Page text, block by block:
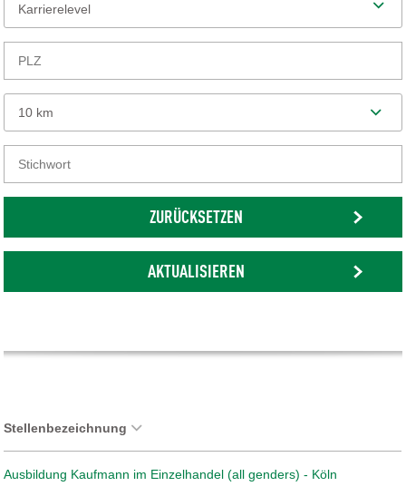
Karrierelevel
10 km
ZURÜCKSETZEN
AKTUALISIEREN
Stellenbezeichnung
Ausbildung Kaufmann im Einzelhandel (all genders) - Köln